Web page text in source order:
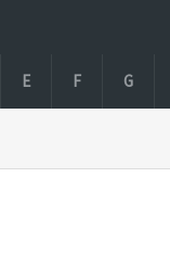
E F G